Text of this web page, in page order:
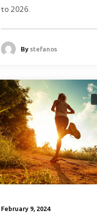
το 2026.
By stefanos
February 9, 2024